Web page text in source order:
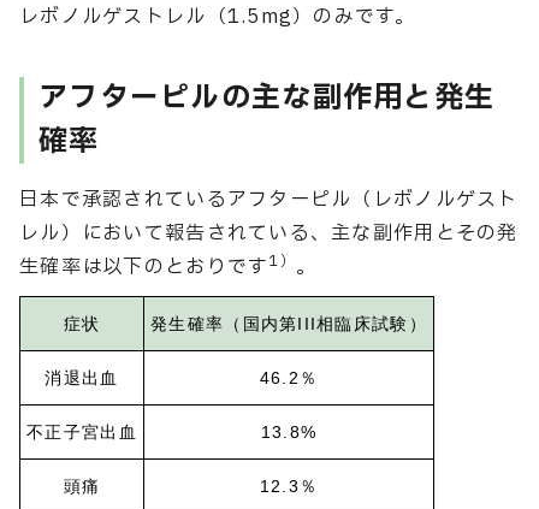
レボノルゲストレル（1.5mg）のみです。
アフターピルの主な副作用と発生
確率
日本で承認されているアフターピル（レボノルゲスト
レル）において報告されている、主な副作用とその発
生確率は以下のとおりです1） 。
症状 発生確率（国内第III相臨床試験）
消退出血 46.2％
不正子宮出血 13.8%
頭痛 12.3％